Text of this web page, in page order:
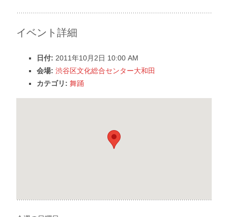
イベント詳細
日付: 2011年10月2日 10:00 AM
会場: 渋谷区文化総合センター大和田
カテゴリ: 舞踊